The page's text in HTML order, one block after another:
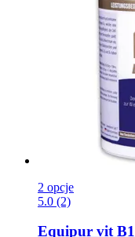
2 opcje
5.0 (2)
Equipur vit